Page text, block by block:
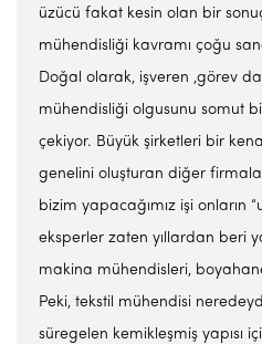
üzücü fakat kesin olan bir
mühendisliği kavramı çoğu
Doğal olarak, işveren ,görev
mühendisliği olgusunu somut
çekiyor. Büyük şirketleri bir
genelini oluşturan diğer
bizim yapacağımız işi onların
eksperler zaten yıllardan beri
makina mühendisleri,
Peki, tekstil mühendisi
süregelen kemikleşmiş yapısı